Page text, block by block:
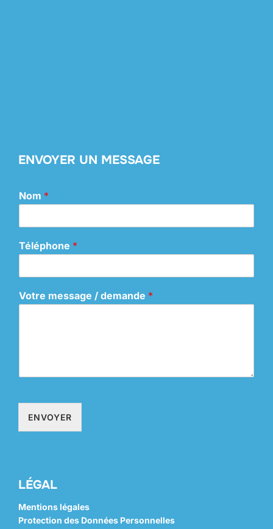
ENVOYER UN MESSAGE
Nom *
Téléphone *
Votre message / demande *
ENVOYER
LÉGAL
Mentions légales
Protection des Données Personnelles